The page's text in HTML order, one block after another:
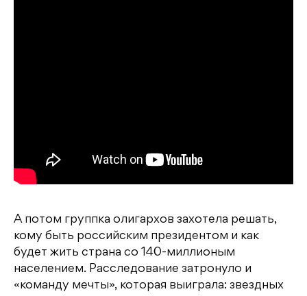
А потом группка олигархов захотела решать,
кому быть российским президентом и как
будет жить страна со 140-миллионым
населением. Расследование затронуло и
«команду мечты», которая выиграла: звездных